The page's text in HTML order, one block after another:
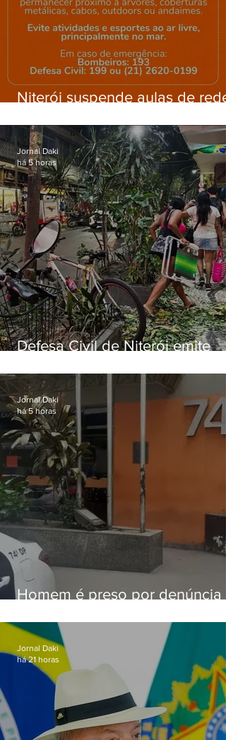
Niterói suspende aulas de rede
ventos fortes nesta sexta (7)
Defesa Civil de Niterói emite
sexta-feira (07)
Jornal Daki
há 5 horas
Homem é preso por denúncia
Alcântara
Jornal Daki
há 5 horas
Jornal Daki
há 21 horas